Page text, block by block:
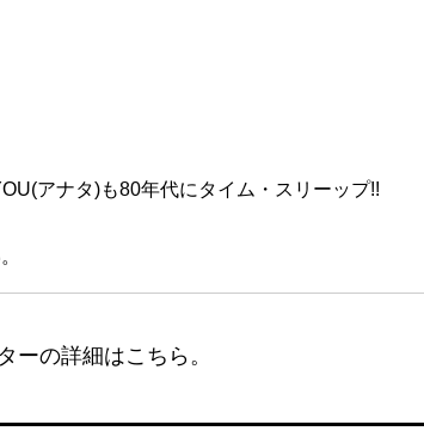
アナタ)も80年代にタイム・スリーップ!!
ーの詳細はこちら。